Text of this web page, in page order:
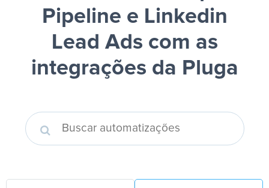
Pipeline e Linkedin
Lead Ads com as
integrações da Pluga